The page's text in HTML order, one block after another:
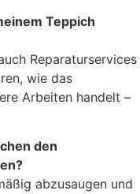
Teppich
Reparaturservices
wie das
Arbeiten handelt –
den
abzusaugen und